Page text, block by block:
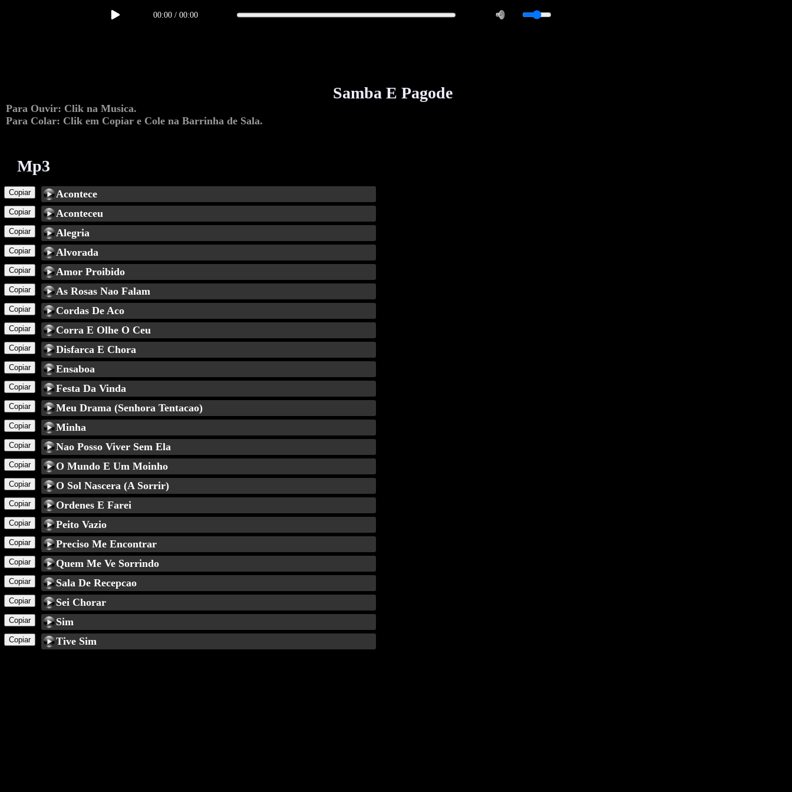
00:00 /00:00
Samba E Pagode
Para Ouvir: Clik na Musica.
Para Colar: Clik em Copiar e Cole na Barrinha de Sala.
Mp3
Acontece
Copiar
Aconteceu
Copiar
Alegria
Copiar
Alvorada
Copiar
Amor Proibido
Copiar
As Rosas Nao Falam
Copiar
Cordas De Aco
Copiar
Corra E Olhe O Ceu
Copiar
Disfarca E Chora
Copiar
Ensaboa
Copiar
Festa Da Vinda
Copiar
Meu Drama (Senhora Tentacao)
Copiar
Minha
Copiar
Nao Posso Viver Sem Ela
Copiar
O Mundo E Um Moinho
Copiar
O Sol Nascera (A Sorrir)
Copiar
Ordenes E Farei
Copiar
Peito Vazio
Copiar
Preciso Me Encontrar
Copiar
Quem Me Ve Sorrindo
Copiar
Sala De Recepcao
Copiar
Sei Chorar
Copiar
Sim
Copiar
Tive Sim
Copiar